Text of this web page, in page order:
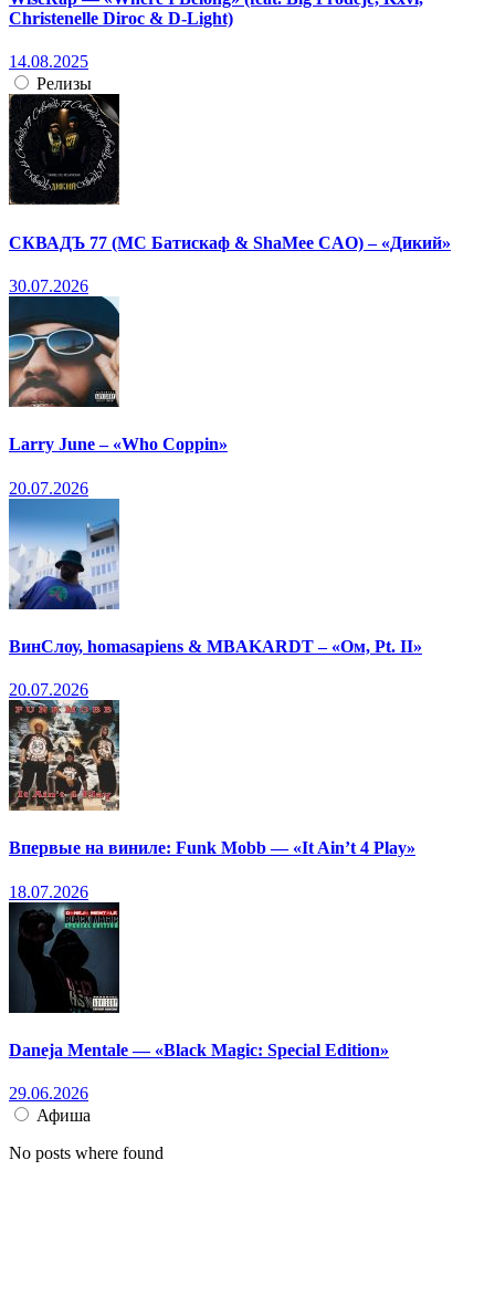
Christenelle Diroc & D-Light)
14.08.2025
Релизы
СКВАДЪ 77 (МС Батискаф & ShaMee CAO) – «Дикий»
30.07.2026
Larry June – «Who Coppin»
20.07.2026
ВинСлоу, homasapiens & MBAKARDT – «Ом, Pt. II»
20.07.2026
Впервые на виниле: Funk Mobb — «It Ain’t 4 Play»
18.07.2026
Daneja Mentale — «Black Magic: Special Edition»
29.06.2026
Афиша
No posts where found